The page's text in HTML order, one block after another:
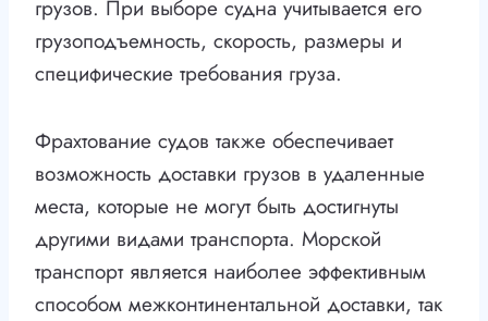
грузов. При выборе судна учитывается его
грузоподъемность, скорость, размеры и
специфические требования груза.
Фрахтование судов также обеспечивает
возможность доставки грузов в удаленные
места, которые не могут быть достигнуты
другими видами транспорта. Морской
транспорт является наиболее эффективным
способом межконтинентальной доставки, так